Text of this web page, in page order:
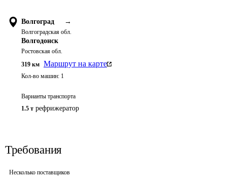
Волгоград →
Волгоградская обл.
Волгодонск
Ростовская обл.
319 км Маршрут на карте
Кол-во машин: 1
Варианты транспорта
1.5 т рефрижератор
Требования
Несколько поставщиков